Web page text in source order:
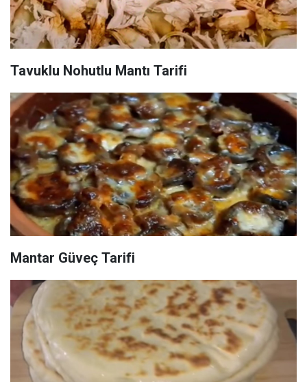
Tavuklu Nohutlu Mantı Tarifi
Mantar Güveç Tarifi